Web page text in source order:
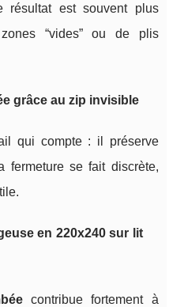
résultat est souvent plus
“vides” ou de plis
grâce au zip invisible
qui compte : il préserve
fermeture se fait discrète,
en 220x240 sur lit
contribue fortement à